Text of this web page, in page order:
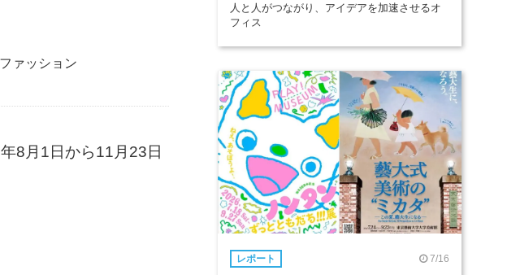
ファッション
8月1日から11月23日
人と人がつながり、アイデアを加速させるオ
フィス
レポート 7/16